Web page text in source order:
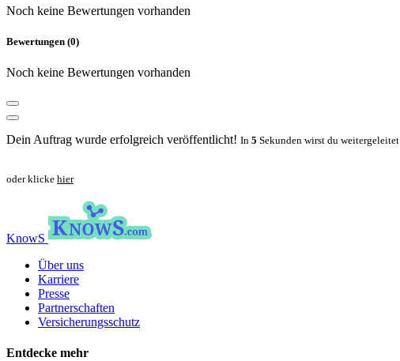
Noch keine Bewertungen vorhanden
Bewertungen (0)
Noch keine Bewertungen vorhanden
Dein Auftrag wurde erfolgreich veröffentlicht! In 5 Sekunden wirst du weitergeleitet
oder klicke hier
KnowS
Über uns
Karriere
Presse
Partnerschaften
Versicherungsschutz
Entdecke mehr